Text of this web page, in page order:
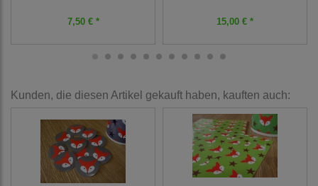
7,50 € * 15,00 € *
Kunden, die diesen Artikel gekauft haben, kauften auch: